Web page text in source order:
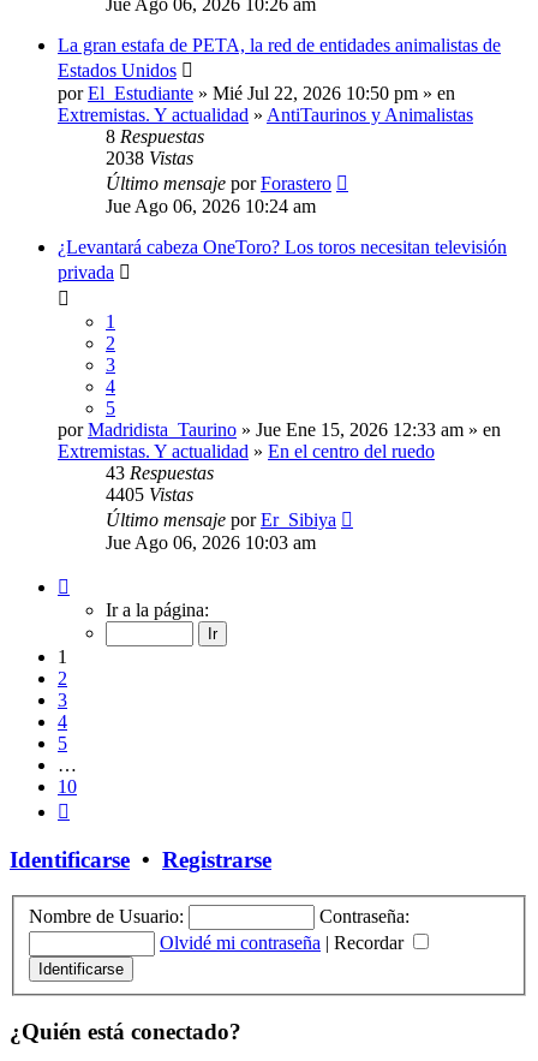
Jue Ago 06, 2026 10:26 am
La gran estafa de PETA, la red de entidades animalistas de
Estados Unidos
porEl_Estudiante » Mié Jul 22, 2026 10:50 pm » en
Extremistas. Y actualidad » AntiTaurinos y Animalistas
8 Respuestas
2038 Vistas
Último mensaje porForastero
Jue Ago 06, 2026 10:24 am
¿Levantará cabeza OneToro? Los toros necesitan televisión
privada
1
2
3
4
5
porMadridista_Taurino » Jue Ene 15, 2026 12:33 am » en
Extremistas. Y actualidad » En el centro del ruedo
43 Respuestas
4405 Vistas
Último mensaje porEr_Sibiya
Jue Ago 06, 2026 10:03 am
Ir a la página:
1
2
3
4
5
…
10
Identificarse • Registrarse
Nombre de Usuario:
Contraseña:
Olvidé mi contraseña | Recordar
¿Quién está conectado?